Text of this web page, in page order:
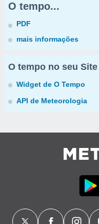
O tempo...
PDF
mais informações
O tempo no seu Site
Widget de O Tempo
API de Meteorologia